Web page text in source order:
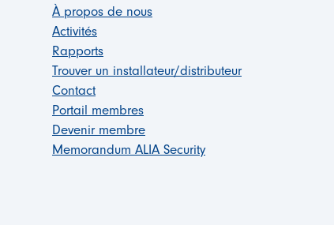
À propos de nous
Activités
Rapports
Trouver un installateur/distributeur
Contact
Portail membres
Devenir membre
Memorandum ALIA Security